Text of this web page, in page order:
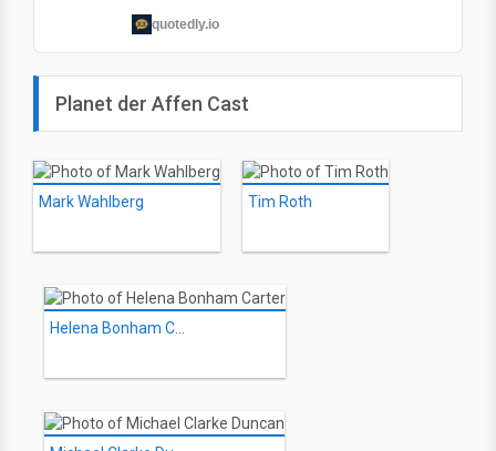
quotedly.io
Planet der Affen Cast
Mark Wahlberg Tim Roth